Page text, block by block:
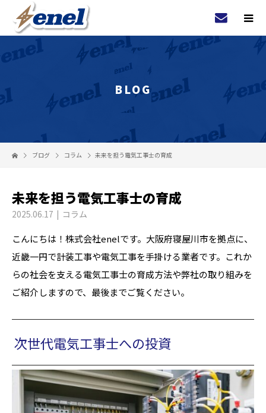
BLOG
ブログ コラム 未来を担う電気工事士の育成
未来を担う電気工事士の育成
2025.06.17 コラム
こんにちは！株式会社enelです。大阪府寝屋川市を拠点に、
近畿一円で計装工事や電気工事を手掛ける業者です。これか
らの社会を支える電気工事士の育成方法や弊社の取り組みを
ご紹介しますので、最後までご覧ください。
次世代電気工事士への投資